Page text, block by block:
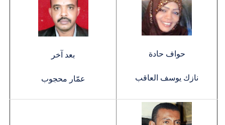
حواف حادة
نازك يوسف العاقب
بعد آخر
عمّار محجوب